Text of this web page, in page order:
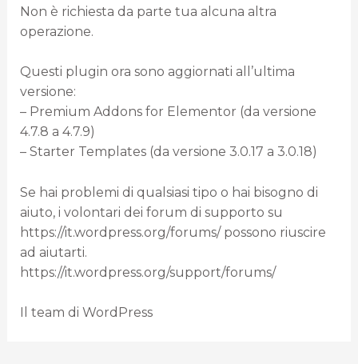
Non è richiesta da parte tua alcuna altra
operazione.
Questi plugin ora sono aggiornati all’ultima
versione:
– Premium Addons for Elementor (da versione
4.7.8 a 4.7.9)
– Starter Templates (da versione 3.0.17 a 3.0.18)
Se hai problemi di qualsiasi tipo o hai bisogno di
aiuto, i volontari dei forum di supporto su
https://it.wordpress.org/forums/ possono riuscire
ad aiutarti.
https://it.wordpress.org/support/forums/
Il team di WordPress